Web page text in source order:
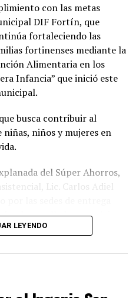
con las metas
DIF Fortín, que
fortaleciendo las
fortinenses mediante la
Alimentaria en los
Infancia” que inició este
busca contribuir al
niños y mujeres en
del Súper Ahorros,
Lic. Carlos Adiel
desarrolladas por el área
el compromiso y la
fortalecer la alimentación
LEYENDO